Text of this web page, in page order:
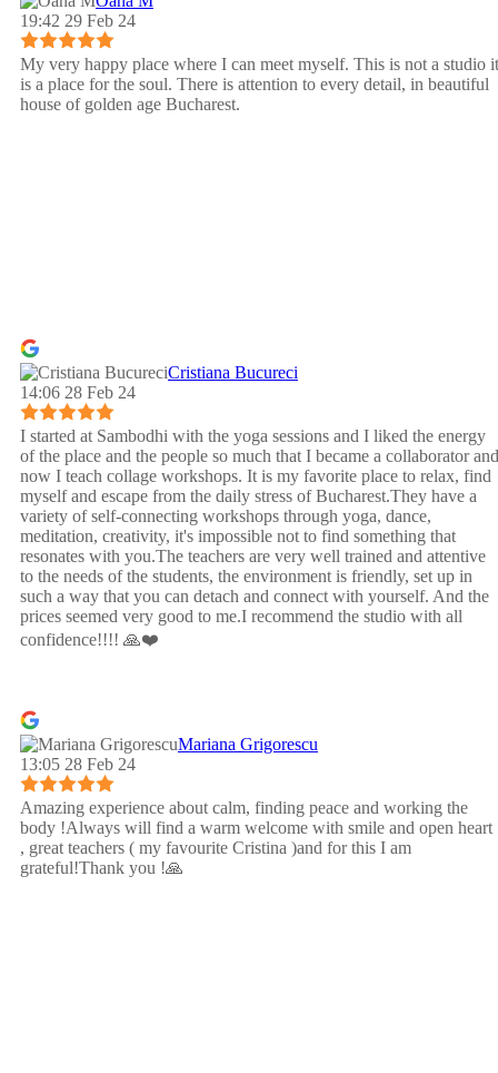
19:42 29 Feb 24
My very happy place where I can meet myself. This is not a studio it
is a place for the soul. There is attention to every detail, in beautiful
house of golden age Bucharest.
Cristiana Bucureci
14:06 28 Feb 24
I started at Sambodhi with the yoga sessions and I liked the energy
of the place and the people so much that I became a collaborator and
now I teach collage workshops. It is my favorite place to relax, find
myself and escape from the daily stress of Bucharest.They have a
variety of self-connecting workshops through yoga, dance,
meditation, creativity, it's impossible not to find something that
resonates with you.The teachers are very well trained and attentive
to the needs of the students, the environment is friendly, set up in
such a way that you can detach and connect with yourself. And the
prices seemed very good to me.I recommend the studio with all
confidence!!!! 🙏❤️
Mariana Grigorescu
13:05 28 Feb 24
Amazing experience about calm, finding peace and working the
body !Always will find a warm welcome with smile and open heart
, great teachers ( my favourite Cristina )and for this I am
grateful!Thank you !🙏